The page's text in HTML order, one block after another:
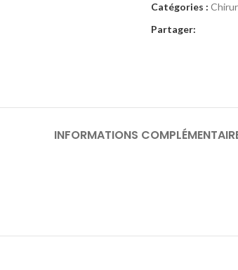
Catégories :
Partager:
INFORMATIONS